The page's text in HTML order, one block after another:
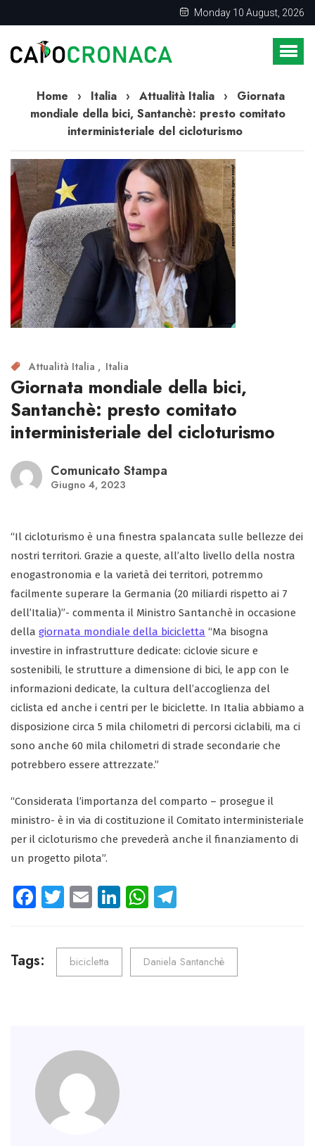
Monday 10 August, 2026
Home › Italia › Attualità Italia ›
Giornata
mondiale della bici, Santanchè: presto comitato
interministeriale del cicloturismo
Attualità Italia Italia
Giornata mondiale della bici,
Santanchè: presto comitato
interministeriale del cicloturismo
Comunicato Stampa
Giugno 4, 2023
“Il cicloturismo è una finestra spalancata sulle bellezze dei
nostri territori. Grazie a queste, all’alto livello della nostra
enogastronomia e la varietà dei territori, potremmo
facilmente superare la Germania (20 miliardi rispetto ai 7
dell’Italia)”- commenta il Ministro Santanchè in occasione
della giornata mondiale della bicicletta “Ma bisogna
investire in infrastrutture dedicate: ciclovie sicure e
sostenibili, le strutture a dimensione di bici, le app con le
informazioni dedicate, la cultura dell’accoglienza del
ciclista ed anche i centri per le biciclette. In Italia abbiamo a
disposizione circa 5 mila chilometri di percorsi ciclabili, ma ci
sono anche 60 mila chilometri di strade secondarie che
potrebbero essere attrezzate.”
“Considerata l’importanza del comparto – prosegue il
ministro- è in via di costituzione il Comitato interministeriale
per il cicloturismo che prevederà anche il finanziamento di
un progetto pilota”.
Fa
o
ok
T
tt
er
E
ail
Li
e
n
W
ts
A
p
gr
a
m
Tags: bicicletta Daniela Santanchè